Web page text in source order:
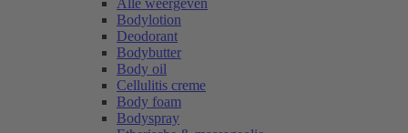
Alle weergeven
Bodylotion
Deodorant
Bodybutter
Body oil
Cellulitis creme
Body foam
Bodyspray